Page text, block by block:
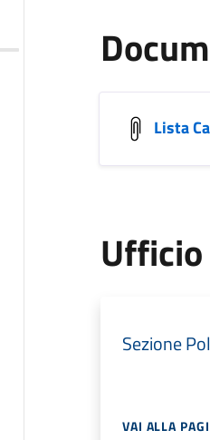
Lista
Sezione
VAI ALLA